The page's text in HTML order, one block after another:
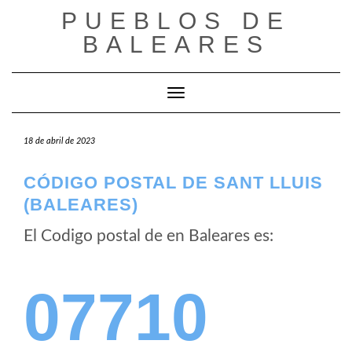
PUEBLOS DE
BALEARES
Cambiar modo de navegación
18 de abril de 2023
CÓDIGO POSTAL DE SANT LLUIS
(BALEARES)
El Codigo postal de en Baleares es:
07710